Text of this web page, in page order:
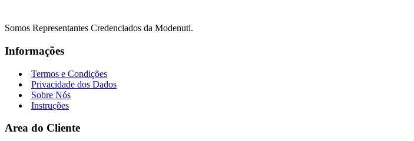
Somos Representantes Credenciados da Modenuti.
Informações
Termos e Condições
Privacidade dos Dados
Sobre Nós
Instruções
Area do Cliente